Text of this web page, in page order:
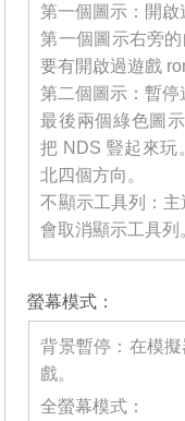
第一個圖示：開啟
第一個圖示右旁的
要有開啟過遊戲
第二個圖示：暫停
最後兩個綠色圖
把 NDS 豎起來玩
北四個方向。
不顯示工具列：
會取消顯示工具列
螢幕模式：
背景暫停：在模
戲。
全螢幕模式：